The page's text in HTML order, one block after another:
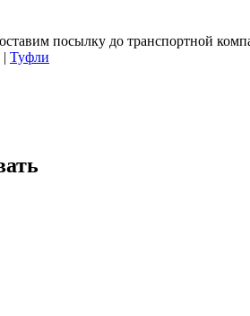
посылку до транспортной
| Туфли